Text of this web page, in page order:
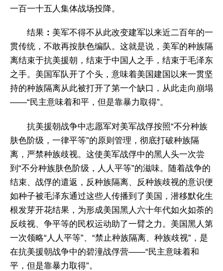
一百一十五人集体战场投降。
结果 ： 美军不得不从此改变建军以来近二百年的一
贯传统，不敢再按肤色编队。这就是说，美军的种族隔
离结束于抗美援朝，结束于中国人之手，结束于毛泽东
之手。美国军队开了个头，意味着美国建国以来一贯坚
持的种族隔离从此被打开了第一个缺口，从此走向崩塌
——“民主意味着和平，但是靠暴力取得”。
抗美援朝战争中志愿军对美军战俘按照“不分种族
肤色阶级，一律平等”的原则管理，彻底打破种族隔
离，严禁种族歧视。这使美军战俘中的黑人头一次尝
到“不分种族肤色阶级，人人平等”的滋味。随着战争的
结束、战俘的遣返，反种族隔离、反种族歧视的意识便
如种子被毛泽东通过这些人传播到了美国，潜移默化生
根发芽开花结果，为形成美国黑人六十年代如火如荼的
反歧视、争平等的民权运动助了一臂之力。美国黑人第
一次领略“人人平等”、“禁止种族隔离、种族歧视”，是
在抗美援朝战争中的碧潼战俘营——“民主意味着和
平，但是靠暴力取得”。